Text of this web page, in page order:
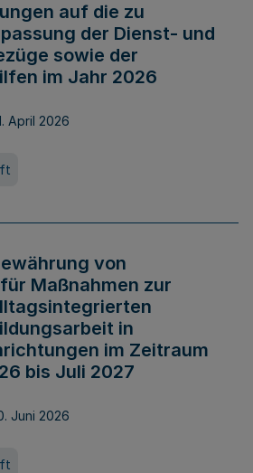
auf die zu
der Dienst- und
sowie der
im Jahr 2026
April 2026
von
Maßnahmen zur
in
im Zeitraum
bis Juli 2027
Juni 2026